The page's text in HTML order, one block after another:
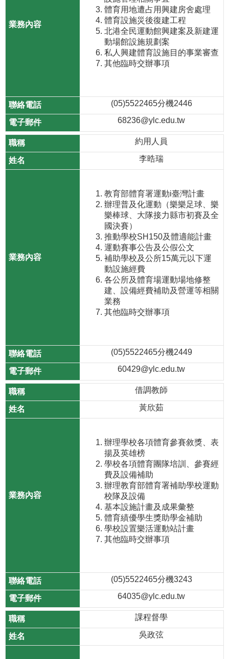
體育用地遭占用興建房舍處理
體育設施災後復建工程
北港全民運動館興建案及新建運
動場館設施規劃案
私人興建體育設施目的事業審查
其他臨時交辦事項
(05)5522465分機2446
68236@ylc.edu.tw
約用人員
李晧瑞
教育部體育署運動i臺灣計畫
辦理普及化運動（樂樂足球、樂
樂棒球、大隊接力縣市初賽及全
國決賽）
推動學校SH150及體適能計畫
運動賽事公告及公假公文
補助學校及公所15萬元以下運
動設施經費
各公所及體育場運動場地修整
建、設備經費補助及營運等相關
業務
其他臨時交辦事項
(05)5522465分機2449
60429@ylc.edu.tw
借調教師
黃欣茹
辦理學校各項體育參賽敘獎、表
揚及英雄榜
學校各項體育團隊培訓、參賽經
費及設備補助
辦理教育部體育署補助學校運動
校隊及設備
基本設施計畫及成果彙整
體育績優學生獎助學金補助
學校設置樂活運動站計畫
其他臨時交辦事項
(05)5522465分機3243
64035@ylc.edu.tw
課程督學
吳政弦